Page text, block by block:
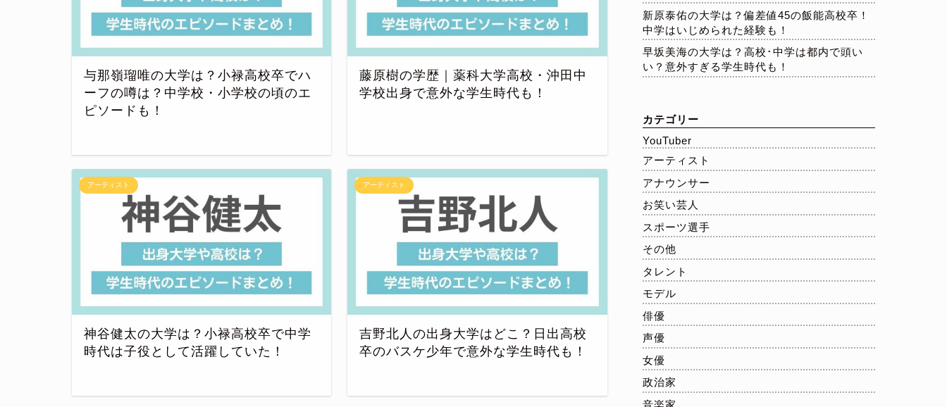
与那嶺瑠唯の大学は？小禄高校卒でハ
ーフの噂は？中学校・小学校の頃のエ
ピソードも！
藤原樹の学歴｜薬科大学高校・沖田中
学校出身で意外な学生時代も！
アーティスト
神谷健太の大学は？小禄高校卒で中学
時代は子役として活躍していた！
アーティスト
吉野北人の出身大学はどこ？日出高校
卒のバスケ少年で意外な学生時代も！
新原泰佑の大学は？偏差値45の飯能高校卒！
中学はいじめられた経験も！
早坂美海の大学は？高校･中学は都内で頭い
い？意外すぎる学生時代も！
カテゴリー
YouTuber
アーティスト
アナウンサー
お笑い芸人
スポーツ選手
その他
タレント
モデル
俳優
声優
女優
政治家
音楽家